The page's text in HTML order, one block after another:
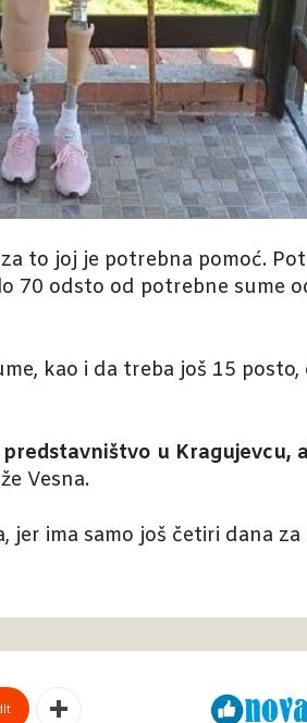
to joj je potrebna pomoć.
70 odsto od potrebne sume
kao i da treba još 15
u Kragujevcu,
Vesna.
jer ima samo još četiri dana